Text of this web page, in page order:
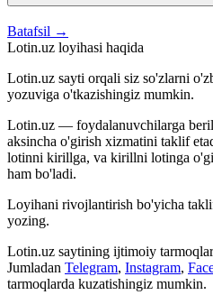
Batafsil →
Lotin.uz loyihasi haqida
Lotin.uz sayti orqali siz so'zlarni
yozuviga o'tkazishingiz mumkin.
Lotin.uz — foydalanuvchilarga
aksincha o'girish xizmatini taklif
lotinni kirillga, va kirillni lotinga
ham bo'ladi.
Loyihani rivojlantirish bo'yicha
yozing.
Lotin.uz saytining ijtimoiy
Jumladan Telegram, Instagram,
tarmoqlarda kuzatishingiz mumkin.